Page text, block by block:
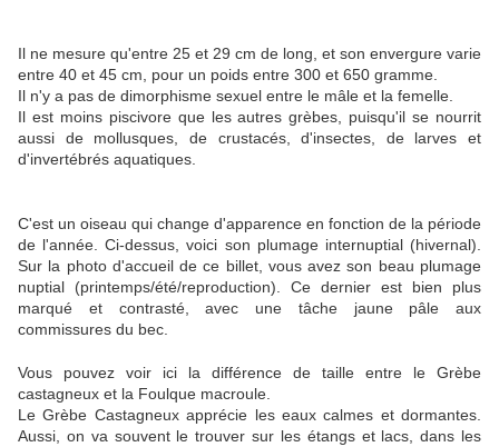
Il ne mesure qu'entre 25 et 29 cm de long, et son envergure varie
entre 40 et 45 cm, pour un poids entre 300 et 650 gramme.
Il n'y a pas de dimorphisme sexuel entre le mâle et la femelle.
Il est moins piscivore que les autres grèbes, puisqu'il se nourrit
aussi de mollusques, de crustacés, d'insectes, de larves et
d'invertébrés aquatiques.
C'est un oiseau qui change d'apparence en fonction de la période
de l'année. Ci-dessus, voici son plumage internuptial (hivernal).
Sur la photo d'accueil de ce billet, vous avez son beau plumage
nuptial (printemps/été/reproduction). Ce dernier est bien plus
marqué et contrasté, avec une tâche jaune pâle aux
commissures du bec.
Vous pouvez voir ici la différence de taille entre le Grèbe
castagneux et la Foulque macroule.
Le Grèbe Castagneux apprécie les eaux calmes et dormantes.
Aussi, on va souvent le trouver sur les étangs et lacs, dans les